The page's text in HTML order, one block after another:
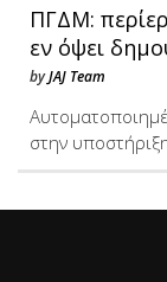
ΠΓΔΜ:
εν όψει
byJAJ Team
στην